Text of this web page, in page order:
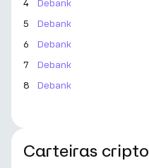
4
Debank
5
Debank
6
Debank
7
Debank
8
Debank
Carteiras cripto